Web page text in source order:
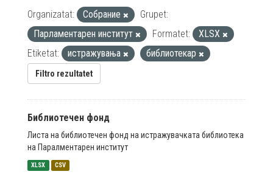
Organizatat: Собрание
Grupet:
Парламентарен институт
Formatet:
XLSX
Etiketat:
истражувања библиотекар
Filtro rezultatet
Библиотечен фонд
Листа на библиотечен фонд на истражувачката библиотека
на Паралментарен институт
XLSX CSV